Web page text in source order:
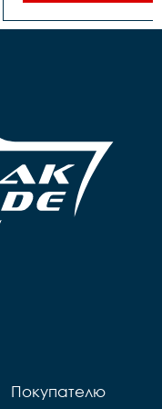
Втулка задняя	- Сталь,
под гайку
Педали	- Пластик
Вес	- 9.76 кг
Покупателю